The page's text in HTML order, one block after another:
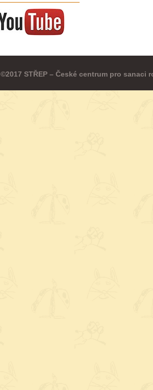
©2017 STŘEP – České centrum pro sanaci